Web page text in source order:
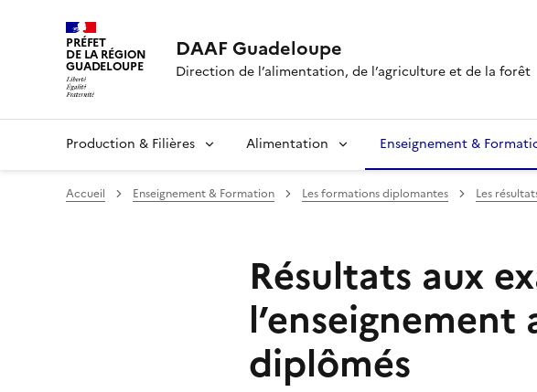
PRÉFET
DE LA RÉGION
GUADELOUPE
DAAF Guadeloupe
Direction de l’alimentation, de l’agriculture et de la forêt
Production & Filières Alimentation Enseignement &
Accueil Enseignement & Formation Les formations diplomantes Les
Résultats aux
diplômés